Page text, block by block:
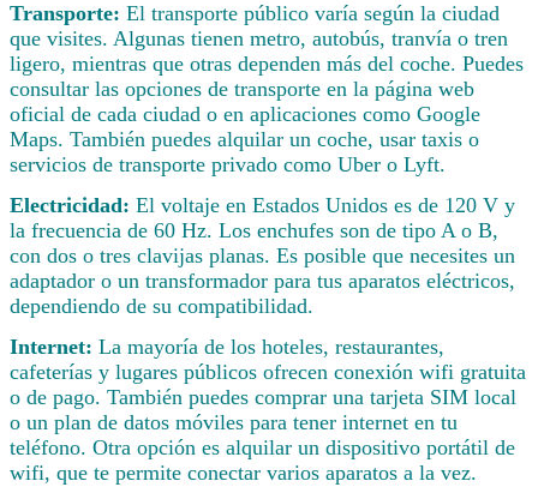
Transporte: El transporte público varía según la ciudad
que visites. Algunas tienen metro, autobús, tranvía o tren
ligero, mientras que otras dependen más del coche. Puedes
consultar las opciones de transporte en la página web
oficial de cada ciudad o en aplicaciones como Google
Maps. También puedes alquilar un coche, usar taxis o
servicios de transporte privado como Uber o Lyft.
Electricidad: El voltaje en Estados Unidos es de 120 V y
la frecuencia de 60 Hz. Los enchufes son de tipo A o B,
con dos o tres clavijas planas. Es posible que necesites un
adaptador o un transformador para tus aparatos eléctricos,
dependiendo de su compatibilidad.
Internet: La mayoría de los hoteles, restaurantes,
cafeterías y lugares públicos ofrecen conexión wifi gratuita
o de pago. También puedes comprar una tarjeta SIM local
o un plan de datos móviles para tener internet en tu
teléfono. Otra opción es alquilar un dispositivo portátil de
wifi, que te permite conectar varios aparatos a la vez.